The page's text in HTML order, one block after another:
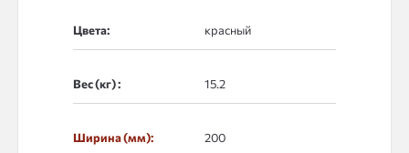
Цвета:
Вес (кг) :
Ширина (мм): 200